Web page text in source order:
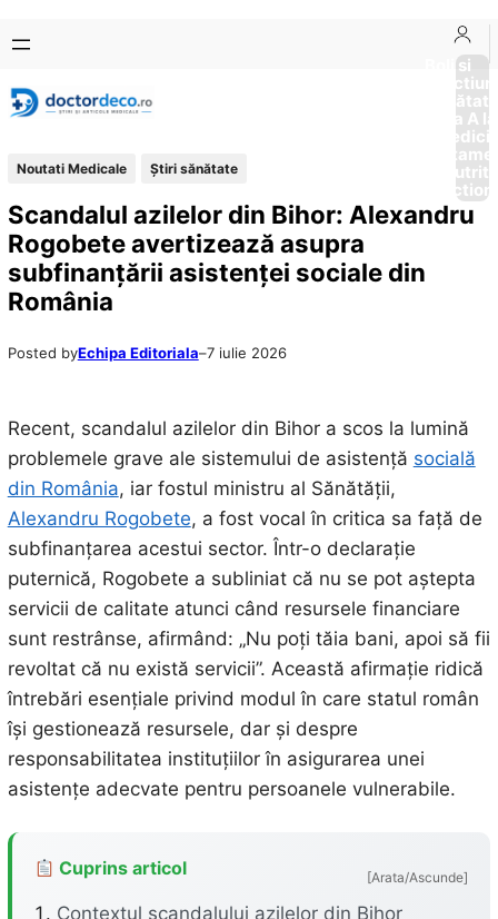
conținut
content
Boli si
Afectiuni
Sănătate
de la A
Noutati Medicale Ştiri sănătate
Scandalul azilelor din Bihor: Alexandru
Rogobete avertizează asupra
subfinanțării asistenței sociale din
România
Posted byEchipa Editoriala–7 iulie 2026
Recent, scandalul azilelor din Bihor a scos la lumină
problemele grave ale sistemului de asistență socială
din România, iar fostul ministru al Sănătății,
Alexandru Rogobete, a fost vocal în critica sa față de
subfinanțarea acestui sector. Într-o declarație
puternică, Rogobete a subliniat că nu se pot aștepta
servicii de calitate atunci când resursele financiare
sunt restrânse, afirmând: „Nu poți tăia bani, apoi să fii
revoltat că nu există servicii”. Această afirmație ridică
întrebări esențiale privind modul în care statul român
își gestionează resursele, dar și despre
responsabilitatea instituțiilor în asigurarea unei
asistențe adecvate pentru persoanele vulnerabile.
Cuprins articol [Arata/Ascunde]
Contextul scandalului azilelor din Bihor